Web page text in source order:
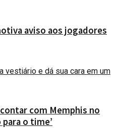
aviso aos jogadores
com Memphis no
para o time’